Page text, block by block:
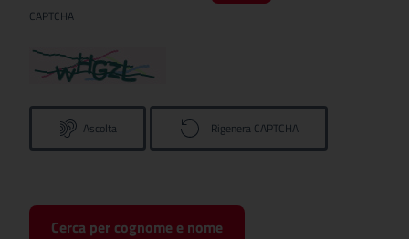
CAPTCHA
Ascolta Rigenera CAPTCHA
Cerca per cognome e nome